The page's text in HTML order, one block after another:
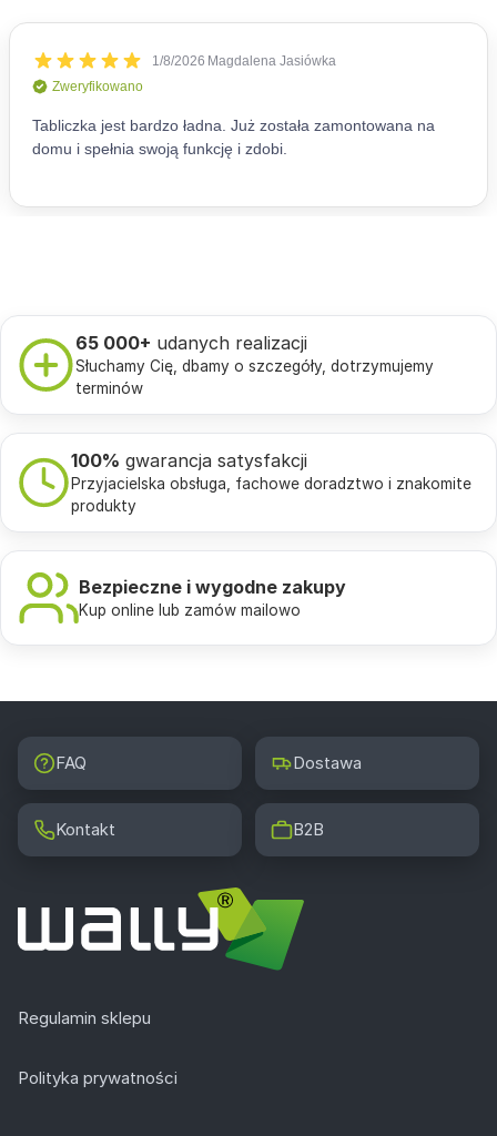
65 000+ udanych realizacji
Słuchamy Cię, dbamy o szczegóły, dotrzymujemy
terminów
100% gwarancja satysfakcji
Przyjacielska obsługa, fachowe doradztwo i znakomite
produkty
Bezpieczne i wygodne zakupy
Kup online lub zamów mailowo
FAQ Dostawa
Kontakt B2B
Regulamin sklepu
Polityka prywatności